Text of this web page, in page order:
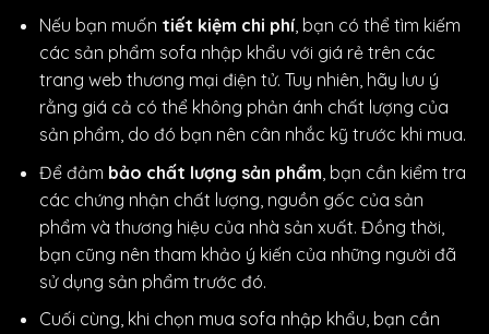
Nếu bạn muốn tiết kiệm chi phí, bạn có thể tìm kiếm
các sản phẩm sofa nhập khẩu với giá rẻ trên các
trang web thương mại điện tử. Tuy nhiên, hãy lưu ý
rằng giá cả có thể không phản ánh chất lượng của
sản phẩm, do đó bạn nên cân nhắc kỹ trước khi mua.
Để đảm bảo chất lượng sản phẩm , bạn cần kiểm tra
các chứng nhận chất lượng, nguồn gốc của sản
phẩm và thương hiệu của nhà sản xuất. Đồng thời,
bạn cũng nên tham khảo ý kiến của những người đã
sử dụng sản phẩm trước đó.
Cuối cùng, khi chọn mua sofa nhập khẩu, bạn cần